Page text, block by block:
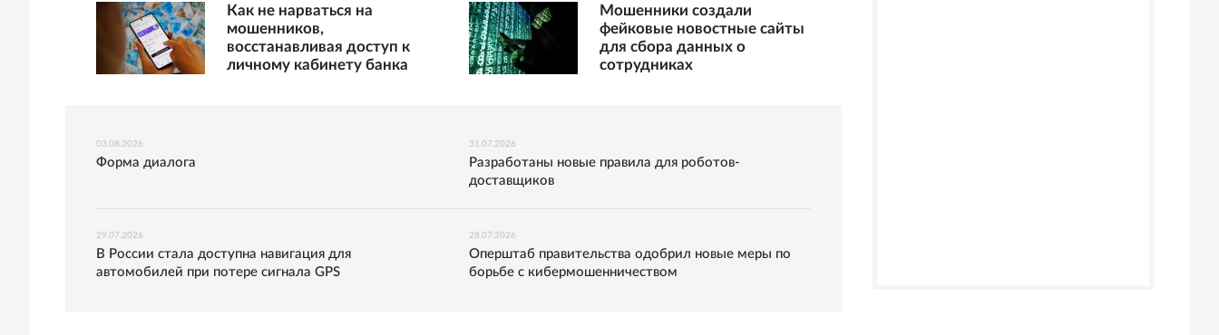
Как не нарваться на
мошенников,
восстанавливая доступ к
личному кабинету банка
Мошенники создали
фейковые новостные сайты
для сбора данных о
сотрудниках
03.08.2026
Форма диалога
31.07.2026
Разработаны новые правила для роботов-
доставщиков
29.07.2026
В России стала доступна навигация для
автомобилей при потере сигнала GPS
28.07.2026
Оперштаб правительства одобрил новые меры по
борьбе с кибермошенничеством